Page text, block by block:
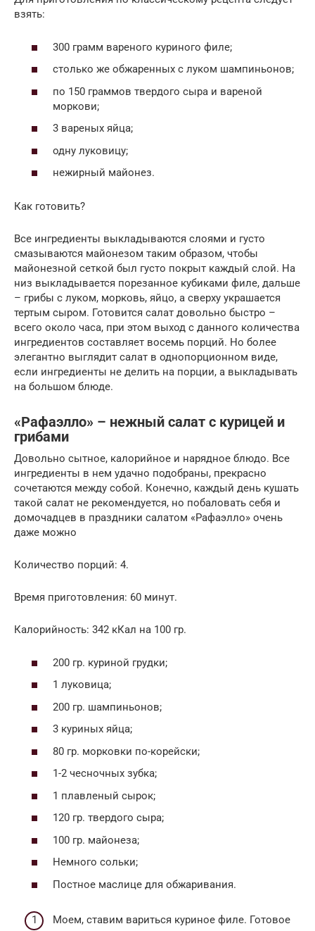
взять:
300 грамм вареного куриного филе;
столько же обжаренных с луком шампиньонов;
по 150 граммов твердого сыра и вареной
моркови;
3 вареных яйца;
одну луковицу;
нежирный майонез.
Как готовить?
Все ингредиенты выкладываются слоями и густо
смазываются майонезом таким образом, чтобы
майонезной сеткой был густо покрыт каждый слой. На
низ выкладывается порезанное кубиками филе, дальше
– грибы с луком, морковь, яйцо, а сверху украшается
тертым сыром. Готовится салат довольно быстро –
всего около часа, при этом выход с данного количества
ингредиентов составляет восемь порций. Но более
элегантно выглядит салат в однопорционном виде,
если ингредиенты не делить на порции, а выкладывать
на большом блюде.
«Рафаэлло» – нежный салат с курицей и
грибами
Довольно сытное, калорийное и нарядное блюдо. Все
ингредиенты в нем удачно подобраны, прекрасно
сочетаются между собой. Конечно, каждый день кушать
такой салат не рекомендуется, но побаловать себя и
домочадцев в праздники салатом «Рафаэлло» очень
даже можно
Количество порций: 4.
Время приготовления: 60 минут.
Калорийность: 342 кКал на 100 гр.
200 гр. куриной грудки;
1 луковица;
200 гр. шампиньонов;
3 куриных яйца;
80 гр. морковки по-корейски;
1-2 чесночных зубка;
1 плавленый сырок;
120 гр. твердого сыра;
100 гр. майонеза;
Немного сольки;
Постное маслице для обжаривания.
Моем, ставим вариться куриное филе. Готовое